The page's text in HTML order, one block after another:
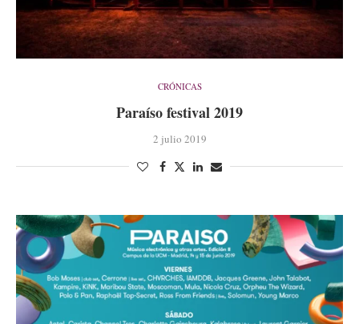
CRÓNICAS
Paraíso festival 2019
2 julio 2019